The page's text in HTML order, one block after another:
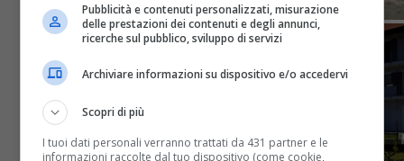
Pubblicità e contenuti personalizzati, misurazione
delle prestazioni dei contenuti e degli annunci,
ricerche sul pubblico, sviluppo di servizi
Archiviare informazioni su dispositivo e/o accedervi
Scopri di più
I tuoi dati personali verranno trattati da 431 partner e le
informazioni raccolte dal tuo dispositivo (come cookie,